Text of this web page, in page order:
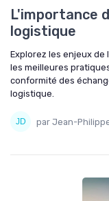
L'importance
logistique
Explorez les enjeux de
les meilleures
conformité des
logistique.
par Jean-